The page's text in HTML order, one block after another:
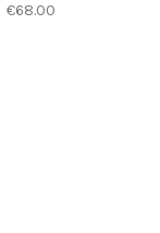
€68.00